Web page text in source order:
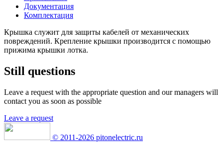
Документация
Комплектация
Крышка служит для защиты кабелей от механических
повреждений. Крепление крышки производится с помощью
прижима крышки лотка.
Still questions
Leave a request with the appropriate question and our managers will
contact you as soon as possible
Leave a request
© 2011-2026 pitonelectric.ru